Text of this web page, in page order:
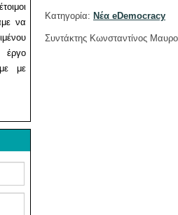
να
με
Κατηγορία: Νέα eDemocracy
Συντάκτης Κωνσταντίνος